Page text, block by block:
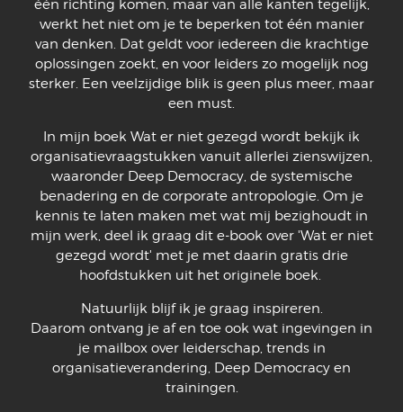
één richting komen, maar van alle kanten tegelijk,
werkt het niet om je te beperken tot één manier
van denken. Dat geldt voor iedereen die krachtige
oplossingen zoekt, en voor leiders zo mogelijk nog
sterker. Een veelzijdige blik is geen plus meer, maar
een must.
In mijn boek Wat er niet gezegd wordt bekijk ik
organisatievraagstukken vanuit allerlei zienswijzen,
waaronder Deep Democracy, de systemische
benadering en de corporate antropologie. Om je
kennis te laten maken met wat mij bezighoudt in
mijn werk, deel ik graag dit e-book over 'Wat er niet
gezegd wordt' met je met daarin gratis drie
hoofdstukken uit het originele boek.
Natuurlijk blijf ik je graag inspireren.
Daarom ontvang je af en toe ook wat ingevingen in
je mailbox over leiderschap, trends in
organisatieverandering, Deep Democracy en
trainingen.